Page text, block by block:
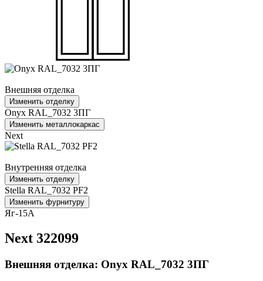
Внешняя отделка
Изменить отделку
Onyx RAL_7032 3ПГ
Изменить металлокаркас
Next
Внутренняя отделка
Изменить отделку
Stella RAL_7032 PF2
Изменить фурнитуру
Яг-15А
Next 322099
Внешняя отделка: Onyx RAL_7032 3ПГ